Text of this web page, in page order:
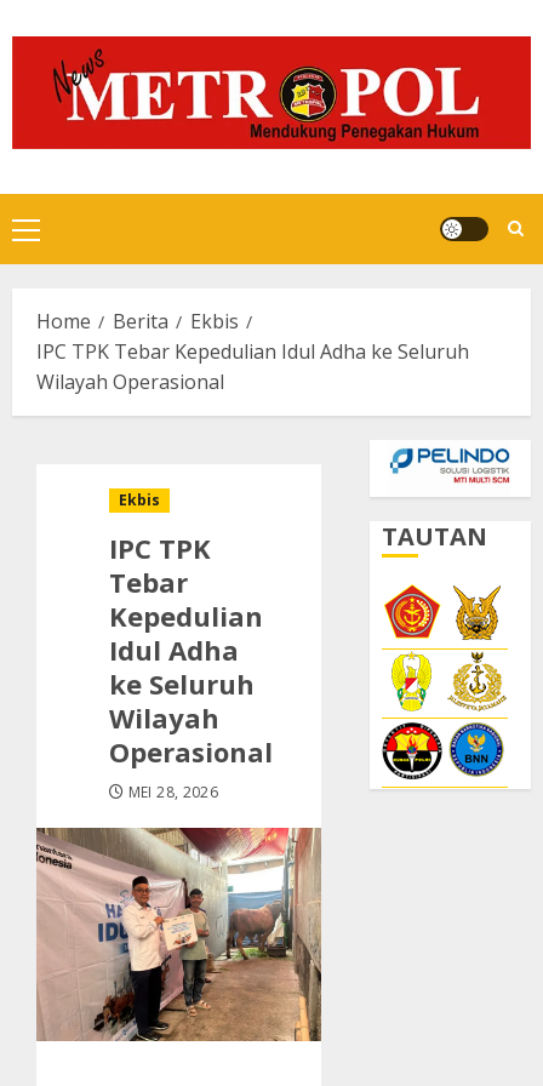
to
content
Primary
Menu
Home Berita
Ekbis
IPC TPK Tebar Kepedulian Idul Adha ke Seluruh
Wilayah Operasional
Ekbis
IPC TPK
Tebar
Kepedulian
Idul Adha
ke Seluruh
Wilayah
Operasional
MEI 28, 2026
TAUTAN